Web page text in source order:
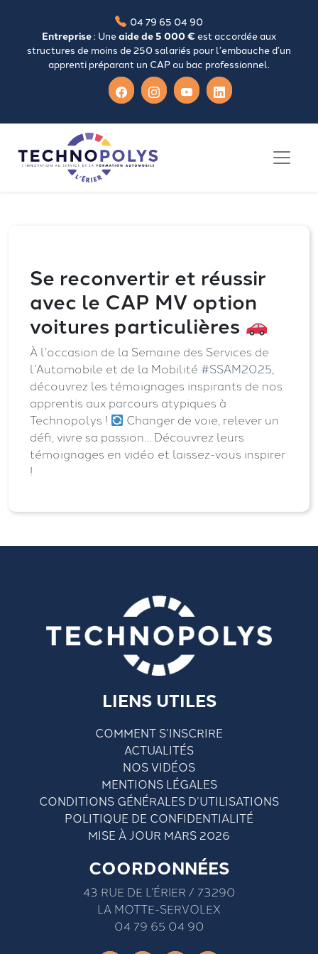
04 79 65 04 90
Entreprise: Uneaide de 5 000 € est accordée aux
structures de moins de 250 salariés pour l’embauche d’un
apprenti préparant un CAP ou bac professionnel.
Se reconvertir et réussir
avec le CAP MV option
voitures particulières
À l’occasion de la Semaine des Services de
l’Automobile et de la Mobilité #SSAM2025
découvrez les témoignages inspirants de nos
apprentis aux parcours atypiques à
Technopolys !
Changer de voie, relever un
défi, vivre sa passion… Découvrez leurs
témoignages en vidéo et laissez-vous inspirer
!
LIENS UTILES
COMMENT S’INSCRIRE
ACTUALITÉS
NOS VIDÉOS
MENTIONS LÉGALES
CONDITIONS GÉNÉRALES D’UTILISATIONS
POLITIQUE DE CONFIDENTIALITÉ
MISE À JOUR MARS 2026
COORDONNÉES
43 RUE DE L’ÉRIER / 73290
LA MOTTE-SERVOLEX
04 79 65 04 90